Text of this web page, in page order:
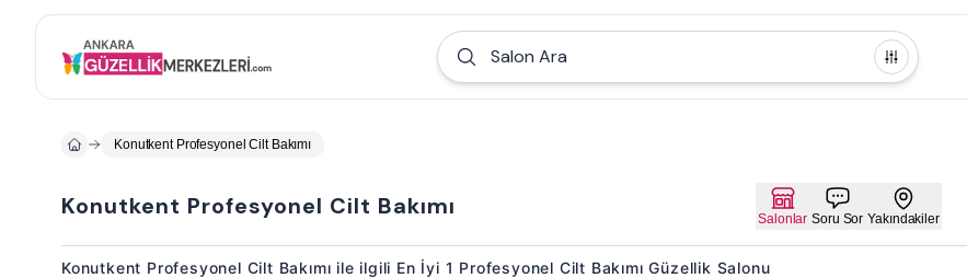
Salon Ara
Konutkent Profesyonel Cilt Bakımı
Konutkent Profesyonel Cilt Bakımı Salonlar Soru Sor Yakındakiler
Konutkent Profesyonel Cilt Bakımı ile ilgili En İyi 1 Profesyonel Cilt Bakımı Güzellik Salonu